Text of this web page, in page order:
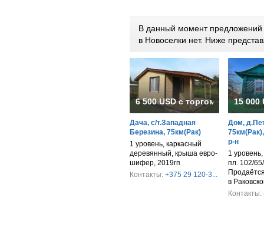
В данный момент предложений
в Новоселки нет. Ниже
6 500 USD с торгом
Дача, с/т.Западная
Березина, 75км(Рак)
1 уровень, каркасный
деревянный, крыша евро-
шифер, 2019гп
Контакты: +375 29 120-3...
15 000
Дом,
р-н
1
пл. 102/
в
Контакты: